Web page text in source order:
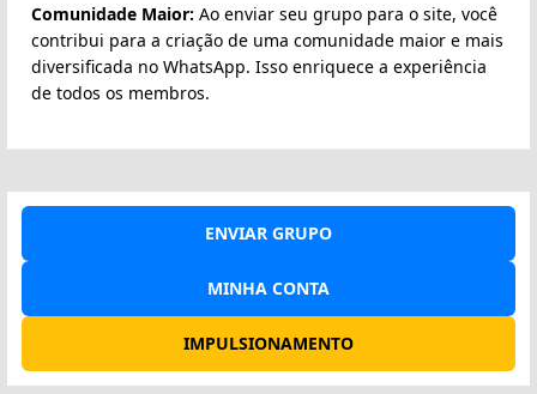
Comunidade Maior: Ao enviar seu grupo para o site, você
contribui para a criação de uma comunidade maior e mais
diversificada no WhatsApp. Isso enriquece a experiência
de todos os membros.
ENVIAR GRUPO
MINHA CONTA
IMPULSIONAMENTO